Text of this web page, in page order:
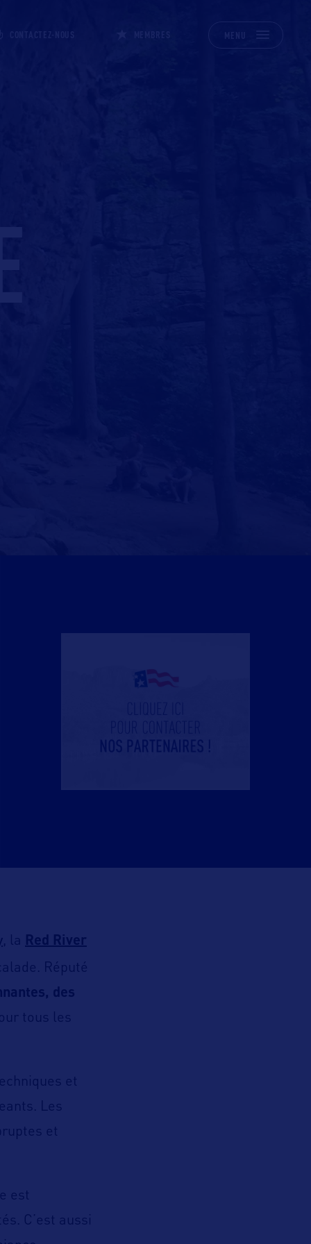
MENU
, la Red River
Réputé
des
tous les
et
Les
et
est
C’est aussi